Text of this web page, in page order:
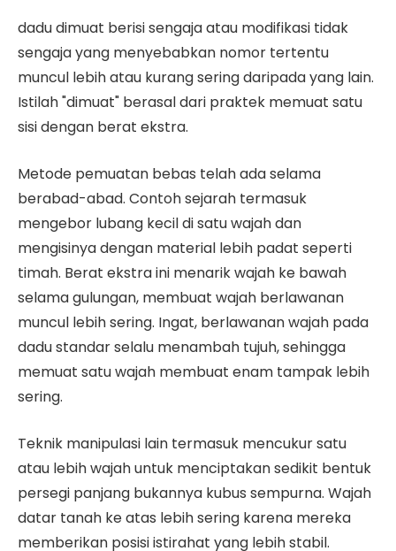
dadu dimuat berisi sengaja atau modifikasi tidak
sengaja yang menyebabkan nomor tertentu
muncul lebih atau kurang sering daripada yang lain.
Istilah "dimuat" berasal dari praktek memuat satu
sisi dengan berat ekstra.
Metode pemuatan bebas telah ada selama
berabad-abad. Contoh sejarah termasuk
mengebor lubang kecil di satu wajah dan
mengisinya dengan material lebih padat seperti
timah. Berat ekstra ini menarik wajah ke bawah
selama gulungan, membuat wajah berlawanan
muncul lebih sering. Ingat, berlawanan wajah pada
dadu standar selalu menambah tujuh, sehingga
memuat satu wajah membuat enam tampak lebih
sering.
Teknik manipulasi lain termasuk mencukur satu
atau lebih wajah untuk menciptakan sedikit bentuk
persegi panjang bukannya kubus sempurna. Wajah
datar tanah ke atas lebih sering karena mereka
memberikan posisi istirahat yang lebih stabil.